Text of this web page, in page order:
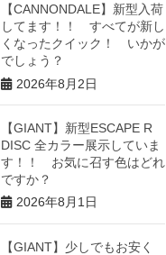
【CANNONDALE】新型入荷
してます！！ すべてが新し
くなったクイック！ いかが
でしょう？
2026年8月2日
【GIANT】新型ESCAPE R
DISC 全カラー展示していま
す！！ お気に召す色はどれ
ですか？
2026年8月1日
【GIANT】少しでもお安く